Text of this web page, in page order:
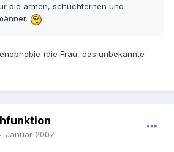
die armen, schüchternen und
(die Frau, das unbekannte
Januar 2007